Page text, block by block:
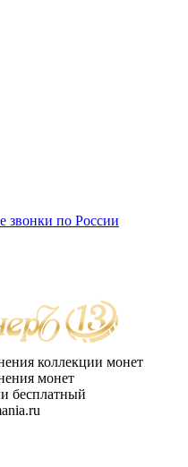
звонки по России
коллекции монет
монет
бесплатный